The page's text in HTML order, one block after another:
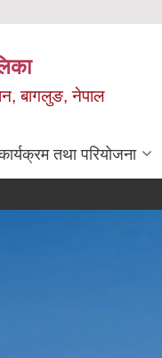
बागलुङ, नेपाल
तथा परियोजना